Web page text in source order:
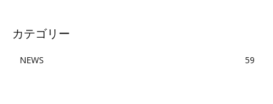
カテゴリー
NEWS 59